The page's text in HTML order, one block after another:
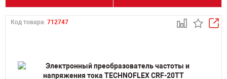
Код товара: 712747